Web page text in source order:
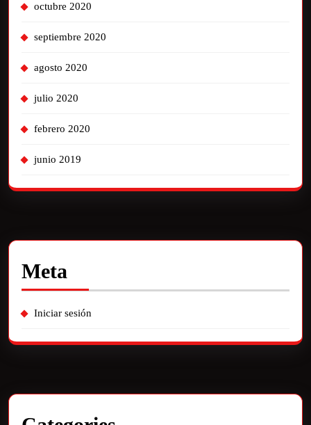
octubre 2020
septiembre 2020
agosto 2020
julio 2020
febrero 2020
junio 2019
Meta
Iniciar sesión